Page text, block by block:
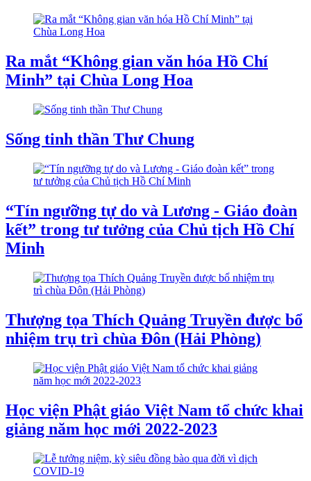
Ra mắt “Không gian văn hóa Hồ Chí
Minh” tại Chùa Long Hoa
Sống tinh thần Thư Chung
“Tín ngưỡng tự do và Lương - Giáo đoàn
kết” trong tư tưởng của Chủ tịch Hồ Chí
Minh
Thượng tọa Thích Quảng Truyền được bổ
nhiệm trụ trì chùa Đôn (Hải Phòng)
Học viện Phật giáo Việt Nam tổ chức khai
giảng năm học mới 2022-2023